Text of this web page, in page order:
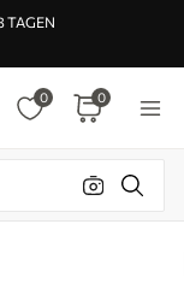
TAGEN
0 0